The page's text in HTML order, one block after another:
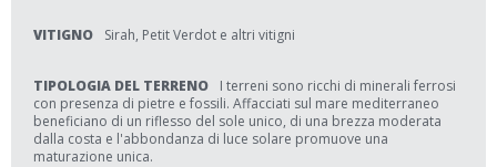
VITIGNO Sirah, Petit Verdot e altri vitigni
TIPOLOGIA DEL TERRENO
I terreni sono ricchi di minerali ferrosi
con presenza di pietre e fossili. Affacciati sul mare mediterraneo
beneficiano di un riflesso del sole unico, di una brezza moderata
dalla costa e l'abbondanza di luce solare promuove una
maturazione unica.